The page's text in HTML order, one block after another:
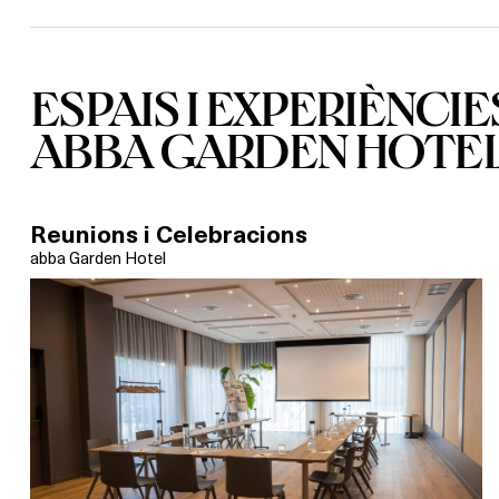
ESPAIS I
ABBA GARDEN
Reunions i Celebracions
abba Garden Hotel